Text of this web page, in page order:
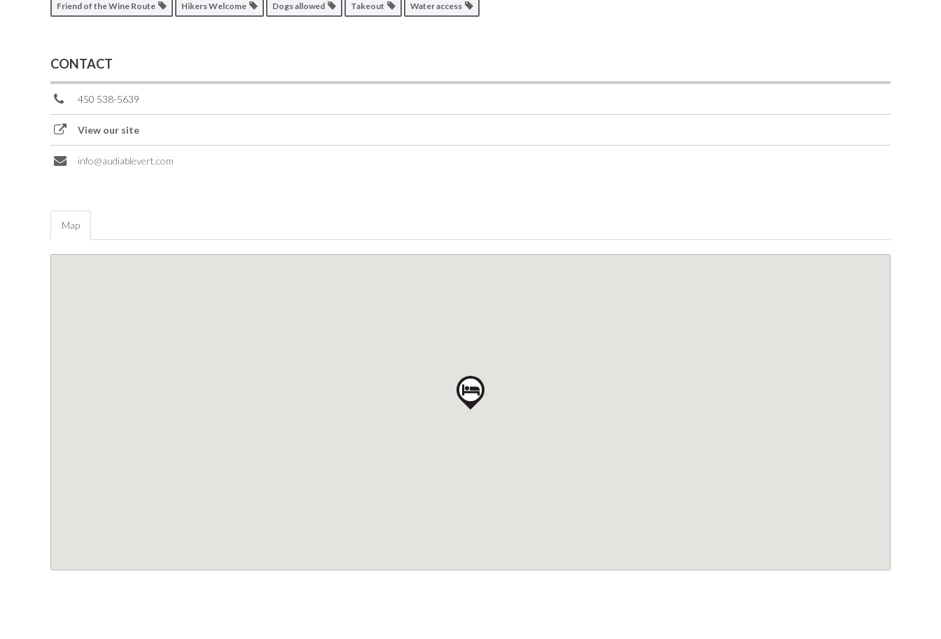
Friend of the Wine Route Hikers Welcome Dogs allowed Takeout Water access
CONTACT
450 538-5639
View our site
info@audiablevert.com
Map